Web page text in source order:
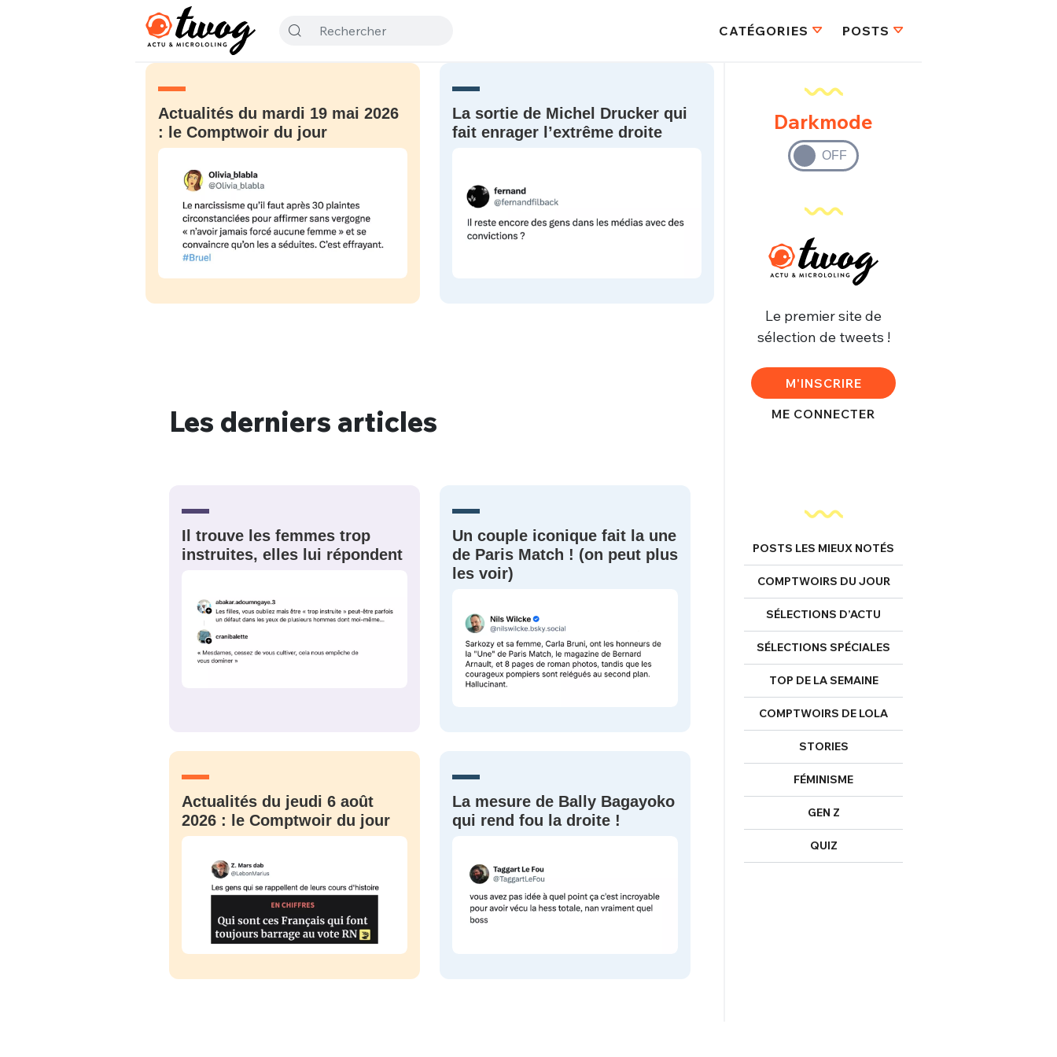
CATÉGORIES POSTS
Actualités du mardi 19 mai 2026
: le Comptwoir du jour
La sortie de Michel Drucker qui
fait enrager l’extrême droite
Les derniers articles
Il trouve les femmes trop
instruites, elles lui répondent
Un couple iconique fait la une
de Paris Match ! (on peut plus
les voir)
Actualités du jeudi 6 août
2026 : le Comptwoir du jour
La mesure de Bally Bagayoko
qui rend fou la droite !
Darkmode
Le premier site de
sélection de tweets !
M'INSCRIRE
ME CONNECTER
POSTS LES MIEUX NOTÉS
COMPTWOIRS DU JOUR
SÉLECTIONS D’ACTU
SÉLECTIONS SPÉCIALES
TOP DE LA SEMAINE
COMPTWOIRS DE LOLA
STORIES
FÉMINISME
GEN Z
QUIZ
FERMER
PSEUDO
PASSWORD*
PSEUDO
Mot de passe perdu ?
CONNEXION
VOTRE PARTICIPATION
Que souhaitez-vous proposer ?
Quelques
tweets
Ma propre
sélection
Un Thread
C'EST PARTI